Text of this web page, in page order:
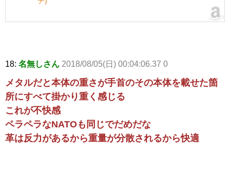
18: 名無しさん 2018/08/05(日) 00:04:06.37 0
メタルだと本体の重さが手首のその本体を載せた箇
所にすべて掛かり重く感じる
これが不快感
ペラペラなNATOも同じでだめだな
革は反力があるから重量が分散されるから快適